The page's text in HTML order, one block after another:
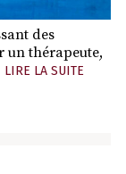
des
un thérapeute,
LIRE LA SUITE